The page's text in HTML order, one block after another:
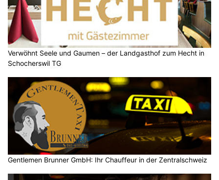
Verwöhnt Seele und Gaumen – der Landgasthof zum Hecht in
Schocherswil TG
Gentlemen Brunner GmbH: Ihr Chauffeur in der Zentralschweiz